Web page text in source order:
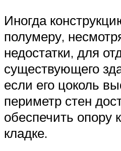
Иногда
полумеру,
недостатки, для
существующего
если его цоколь
периметр стен
обеспечить опору
кладке.